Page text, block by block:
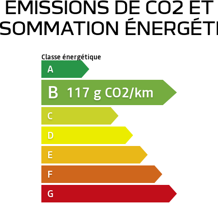
ÉMISSIONS DE CO2 ET
Classe énergétique
A
B 117 g CO2/km
C
D
E
F
G